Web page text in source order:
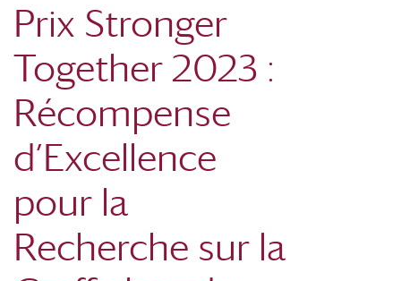
Prix Stronger
Together 2023 :
Récompense
d’Excellence
pour la
Recherche sur la